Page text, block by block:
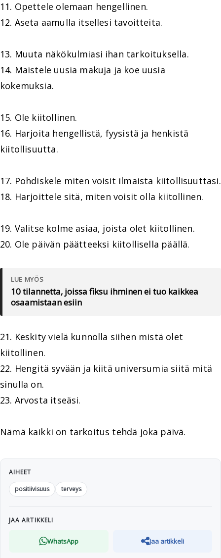
11. Opettele olemaan hengellinen.
12. Aseta aamulla itsellesi tavoitteita.
13. Muuta näkökulmiasi ihan tarkoituksella.
14. Maistele uusia makuja ja koe uusia
kokemuksia.
15. Ole kiitollinen.
16. Harjoita hengellistä, fyysistä ja henkistä
kiitollisuutta.
17. Pohdiskele miten voisit ilmaista kiitollisuuttasi.
18. Harjoittele sitä, miten voisit olla kiitollinen.
19. Valitse kolme asiaa, joista olet kiitollinen.
20. Ole päivän päätteeksi kiitollisella päällä.
LUE MYÖS
10 tilannetta, joissa fiksu ihminen ei tuo kaikkea
osaamistaan esiin
21. Keskity vielä kunnolla siihen mistä olet
kiitollinen.
22. Hengitä syvään ja kiitä universumia siitä mitä
sinulla on.
23. Arvosta itseäsi.
Nämä kaikki on tarkoitus tehdä joka päivä.
AIHEET
positiivisuus
terveys
JAA ARTIKKELI
WhatsApp Jaa artikkeli